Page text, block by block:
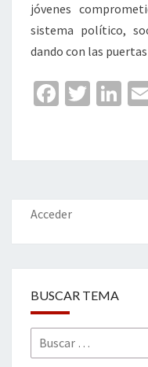
jóvenes
sistema político,
dando con las
Fa
o
o
k
T
er
Li
dI
n
Acceder
BUSCAR TEMA
Buscar
por: